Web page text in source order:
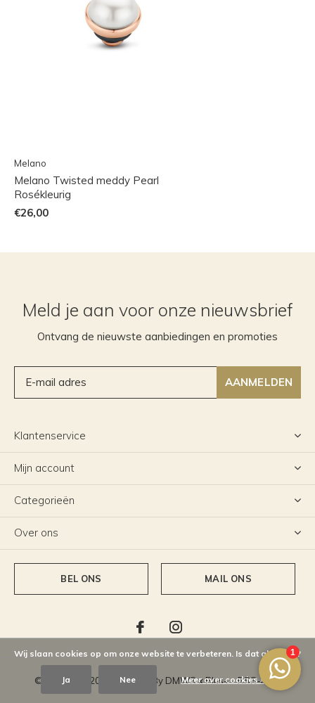
Melano
Melano Twisted meddy Pearl
Rosékleurig
€26,00
Meld je aan voor onze nieuwsbrief
Ontvang de nieuwste aanbiedingen en promoties
AANMELDEN
Klantenservice
Mijn account
Categorieën
Over ons
BEL ONS MAIL ONS
© Copyright 2026 - Theme By DMWSxPlus+-RSS-feed
Wij slaan cookies op om onze website te verbeteren. Is dat akkoord?
Ja Nee Meer over cookies »